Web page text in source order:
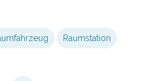
Raumstation